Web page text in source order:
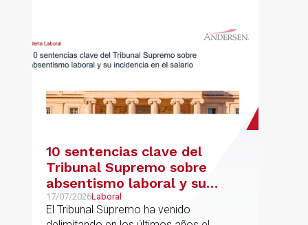
10 sentencias clave del
Tribunal Supremo sobre
absentismo laboral y su
incidencia en el salario
17/07/2026Laboral
El Tribunal Supremo ha venido